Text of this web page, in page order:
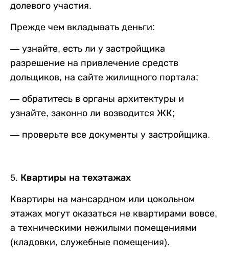
долевого участия.
Прежде чем вкладывать деньги:
— узнайте, есть ли у застройщика
разрешение на привлечение средств
дольщиков, на сайте жилищного портала;
— обратитесь в органы архитектуры и
узнайте, законно ли возводится ЖК;
— проверьте все документы у застройщика.
5. Квартиры на техэтажах
Квартиры на мансардном или цокольном
этажах могут оказаться не квартирами вовсе,
а техническими нежилыми помещениями
(кладовки, служебные помещения).